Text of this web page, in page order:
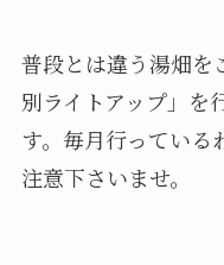
普段とは違う湯畑を
別ライトアップ」を
す。毎月行っている
注意下さいませ。